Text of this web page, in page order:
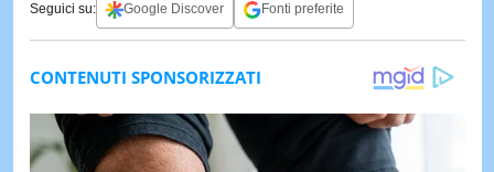
Seguici su: Google Discover Fonti preferite